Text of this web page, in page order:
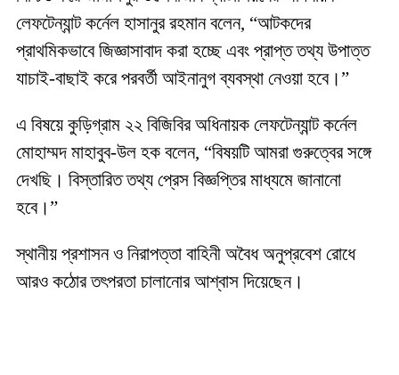
লেফটেন্যান্ট কর্নেল হাসানুর রহমান বলেন, “আটকদের
প্রাথমিকভাবে জিজ্ঞাসাবাদ করা হচ্ছে এবং প্রাপ্ত তথ্য উপাত্ত
যাচাই-বাছাই করে পরবর্তী আইনানুগ ব্যবস্থা নেওয়া হবে।”
এ বিষয়ে কুড়িগ্রাম ২২ বিজিবির অধিনায়ক লেফটেন্যান্ট কর্নেল
মোহাম্মদ মাহাবুব-উল হক বলেন, “বিষয়টি আমরা গুরুত্বের সঙ্গে
দেখছি। বিস্তারিত তথ্য প্রেস বিজ্ঞপ্তির মাধ্যমে জানানো
হবে।”
স্থানীয় প্রশাসন ও নিরাপত্তা বাহিনী অবৈধ অনুপ্রবেশ রোধে
আরও কঠোর তৎপরতা চালানোর আশ্বাস দিয়েছেন।